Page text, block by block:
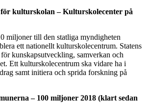
kulturskolan – Kulturskolecenter på
miljoner till den statliga myndigheten
ett nationellt kulturskolecentrum. Statens
kunskapsutveckling, samverkan och
Ett kulturskolecentrum ska vidare ha i
samt initiera och sprida forskning på
– 100 miljoner 2018 (klart sedan